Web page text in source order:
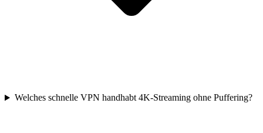
Welches schnelle VPN handhabt 4K-Streaming ohne Puffering?